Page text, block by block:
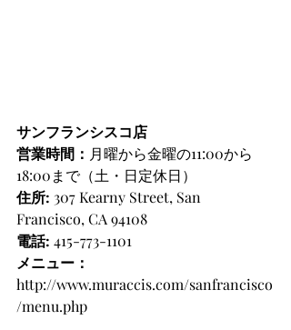
サンフランシスコ店
営業時間： 月曜から金曜の11:00から
18:00まで（土・日定休日）
住所: 307 Kearny Street, San
Francisco, CA 94108
電話: 415-773-1101
メニュー：
http://www.muraccis.com/sanfrancisco
/menu.php